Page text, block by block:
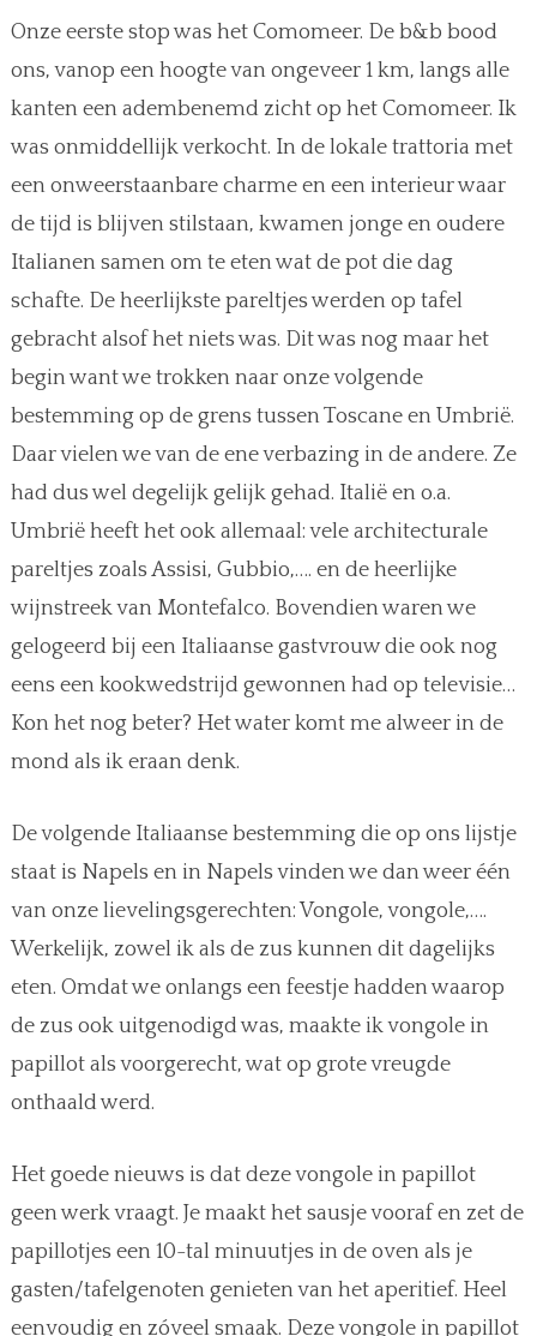
Onze eerste stop was het Comomeer. De b&b bood
ons, vanop een hoogte van ongeveer 1 km, langs alle
kanten een adembenemd zicht op het Comomeer. Ik
was onmiddellijk verkocht. In de lokale trattoria met
een onweerstaanbare charme en een interieur waar
de tijd is blijven stilstaan, kwamen jonge en oudere
Italianen samen om te eten wat de pot die dag
schafte. De heerlijkste pareltjes werden op tafel
gebracht alsof het niets was. Dit was nog maar het
begin want we trokken naar onze volgende
bestemming op de grens tussen Toscane en Umbrië.
Daar vielen we van de ene verbazing in de andere. Ze
had dus wel degelijk gelijk gehad. Italië en o.a.
Umbrië heeft het ook allemaal: vele architecturale
pareltjes zoals Assisi, Gubbio,…. en de heerlijke
wijnstreek van Montefalco. Bovendien waren we
gelogeerd bij een Italiaanse gastvrouw die ook nog
eens een kookwedstrijd gewonnen had op televisie…
Kon het nog beter? Het water komt me alweer in de
mond als ik eraan denk.
De volgende Italiaanse bestemming die op ons lijstje
staat is Napels en in Napels vinden we dan weer één
van onze lievelingsgerechten: Vongole, vongole,….
Werkelijk, zowel ik als de zus kunnen dit dagelijks
eten. Omdat we onlangs een feestje hadden waarop
de zus ook uitgenodigd was, maakte ik vongole in
papillot als voorgerecht, wat op grote vreugde
onthaald werd.
Het goede nieuws is dat deze vongole in papillot
geen werk vraagt. Je maakt het sausje vooraf en zet de
papillotjes een 10-tal minuutjes in de oven als je
gasten/tafelgenoten genieten van het aperitief. Heel
eenvoudig en zóveel smaak. Deze vongole in papillot